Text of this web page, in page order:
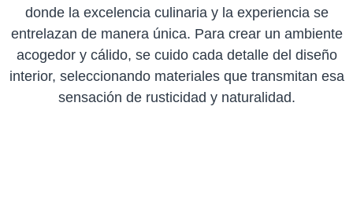
donde la excelencia culinaria y la experiencia se
entrelazan de manera única. Para crear un ambiente
acogedor y cálido, se cuido cada detalle del diseño
interior, seleccionando materiales que transmitan esa
sensación de rusticidad y naturalidad.